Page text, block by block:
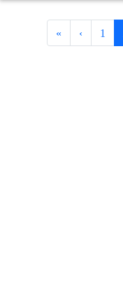
« ‹ 1